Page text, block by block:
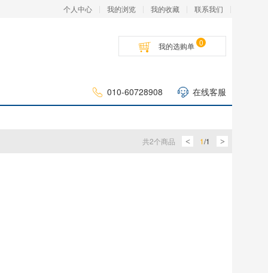
个人中心 我的浏览 我的收藏 联系我们
我的选购单 0
在线客服
010-60728908
共2个商品 < 1/1 >